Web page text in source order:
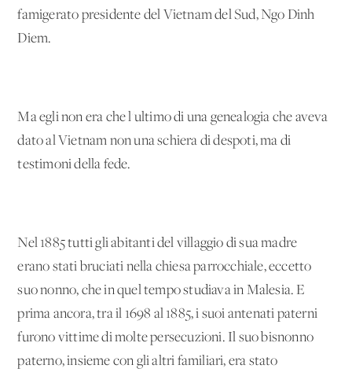
famigerato presidente del Vietnam del Sud, Ngo Dinh
Diem.
Ma egli non era che l'ultimo di una genealogia che aveva
dato al Vietnam non una schiera di despoti, ma di
testimoni della fede.
Nel 1885 tutti gli abitanti del villaggio di sua madre
erano stati bruciati nella chiesa parrocchiale, eccetto
suo nonno, che in quel tempo studiava in Malesia. E
prima ancora, tra il 1698 al 1885, i suoi antenati paterni
furono vittime di molte persecuzioni. Il suo bisnonno
paterno, insieme con gli altri familiari, era stato